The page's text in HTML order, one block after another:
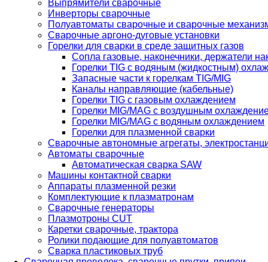
Выпрямители сварочные
Инверторы сварочные
Полуавтоматы сварочные и сварочные
Сварочные аргоно-дуговые установки
Горелки для сварки в среде защитных газов
Сопла газовые, наконечники, держатели
Горелки TIG с водяным (жидкостным)
Запасные части к горелкам TIG/MIG
Каналы направляющие (кабельные)
Горелки TIG с газовым охлаждением
Горелки MIG/MAG с воздушным
Горелки MIG/MAG с водяным охлаждением
Горелки для плазменной сварки
Сварочные автономные агрегаты,
Автоматы сварочные
Автоматическая сварка SAW
Машины контактной сварки
Аппараты плазменной резки
Комплектующие к плазматронам
Сварочные генераторы
Плазмотроны CUT
Каретки сварочные, трактора
Ролики подающие для полуавтоматов
Сварка пластиковых труб